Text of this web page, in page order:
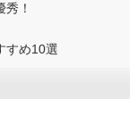
！
すめ10選